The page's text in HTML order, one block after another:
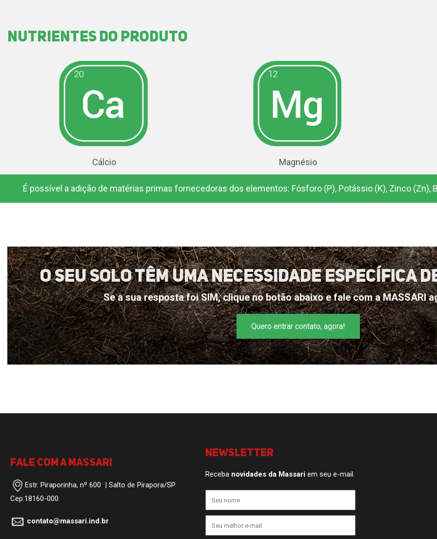
nutrientes do produto
Cálcio Magnésio
É possível a adição de matérias primas fornecedoras dos elementos: Fósforo (P), Potássio (K), Zinco (Zn),
O Seu Solo Têm Uma Necessidade Específica
Se a sua resposta foi SIM, clique no botão abaixo e fale com a MASSARI
Quero entrar contato, agora!
Fale com a Massari
Estr. Piraporinha, nº 600 | Salto de Pirapora/SP
Cep:18160-000
contato@massari.ind.br
Newsletter
Receba novidades da Massariem seu e-mail.